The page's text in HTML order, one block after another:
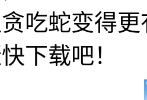
吃蛇变得
下载吧！